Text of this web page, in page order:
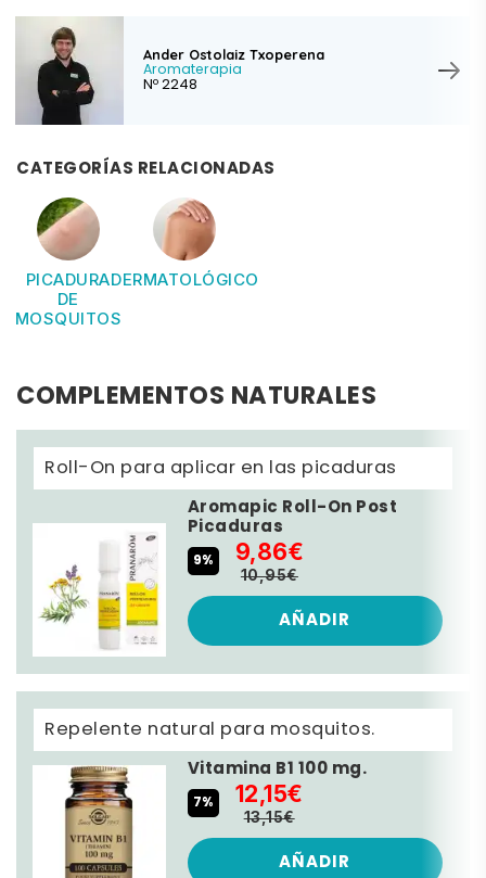
Ander Ostolaiz Txoperena
Aromaterapia
Nº 2248
CATEGORÍAS RELACIONADAS
PICADURA
DE
MOSQUITOS
DERMATOLÓGICO
COMPLEMENTOS NATURALES
Roll-On para aplicar en las picaduras
Aromapic Roll-On Post
Picaduras
9% 9,86€
10,95€
AÑADIR
Repelente natural para mosquitos.
Vitamina B1 100 mg.
7% 12,15€
13,15€
AÑADIR